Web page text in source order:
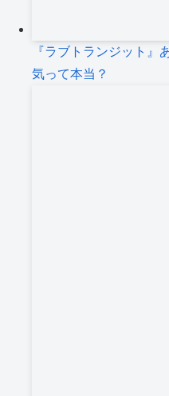
『ラブトランジット』
気って本当？